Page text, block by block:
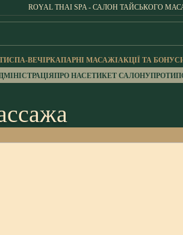
ROYAL THAI SPA - САЛОН ТАЙСЬКОГО
СПА-ВЕЧІРКАПАРНІ МАСАЖІАКЦІЇ ТА
ПРО НАСЕТИКЕТ САЛОНУ